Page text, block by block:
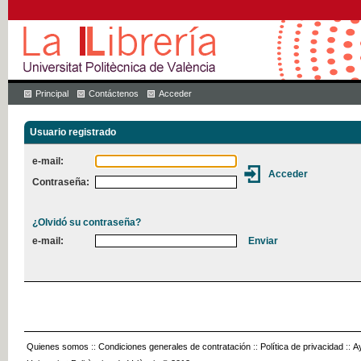
Principal Contáctenos Acceder
Usuario registrado
e-mail:
Contraseña:
¿Olvidó su contraseña?
e-mail:
Quienes somos :: Condiciones generales de contratación :: Política de privacidad ::